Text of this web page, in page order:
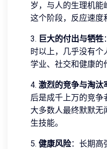
岁，与人的生理机能
这个阶段，反应速度
3. 巨大的付出与牺牲
时以上，几乎没有个
学业、社交和健康的
4. 激烈的竞争与淘汰
后是成千上万的竞争
大多数人最终默默无
生技能。
5. 健康风险：长期高